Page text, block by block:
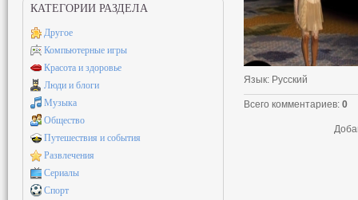
Язык: Русский
Всего комментариев: 0
КАТЕГОРИИ РАЗДЕЛА
Другое
Компьютерные игры
Красота и здоровье
Люди и блоги
Музыка
Общество
Путешествия и события
Развлечения
Сериалы
Спорт